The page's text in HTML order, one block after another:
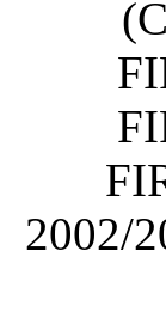
2002/